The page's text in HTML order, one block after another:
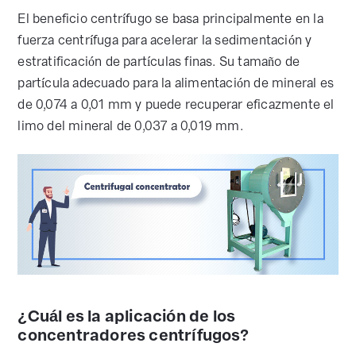
El beneficio centrífugo se basa principalmente en la
fuerza centrífuga para acelerar la sedimentación y
estratificación de partículas finas. Su tamaño de
partícula adecuado para la alimentación de mineral es
de 0,074 a 0,01 mm y puede recuperar eficazmente el
limo del mineral de 0,037 a 0,019 mm.
¿Cuál es la aplicación de los
concentradores centrífugos?